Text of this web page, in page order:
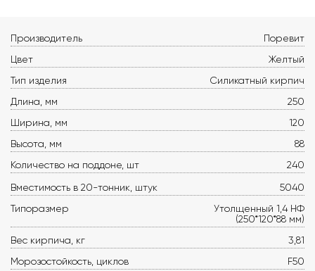
Производитель
Поревит
Цвет
Желтый
Тип изделия
Силикатный кирпич
Длина, мм
250
Ширина, мм
120
Высота, мм
88
Количество на поддоне, шт
240
Вместимость в 20-тонник, штук
5040
Типоразмер
Утолщенный 1,4 НФ
(250*120*88 мм)
Вес кирпича, кг
3,81
Морозостойкость, циклов
F50